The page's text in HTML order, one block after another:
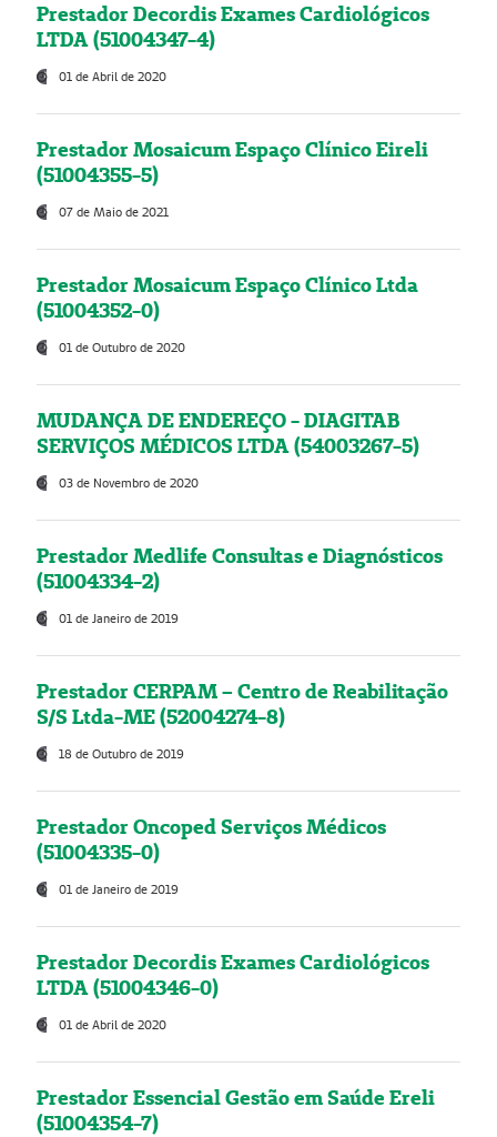
Prestador Decordis Exames Cardiológicos
LTDA (51004347-4)
01 de Abril de 2020
Prestador Mosaicum Espaço Clínico Eireli
(51004355-5)
07 de Maio de 2021
Prestador Mosaicum Espaço Clínico Ltda
(51004352-0)
01 de Outubro de 2020
MUDANÇA DE ENDEREÇO - DIAGITAB
SERVIÇOS MÉDICOS LTDA (54003267-5)
03 de Novembro de 2020
Prestador Medlife Consultas e Diagnósticos
(51004334-2)
01 de Janeiro de 2019
Prestador CERPAM – Centro de Reabilitação
S/S Ltda-ME (52004274-8)
18 de Outubro de 2019
Prestador Oncoped Serviços Médicos
(51004335-0)
01 de Janeiro de 2019
Prestador Decordis Exames Cardiológicos
LTDA (51004346-0)
01 de Abril de 2020
Prestador Essencial Gestão em Saúde Ereli
(51004354-7)